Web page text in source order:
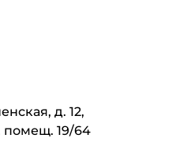
д. 12,
19/64